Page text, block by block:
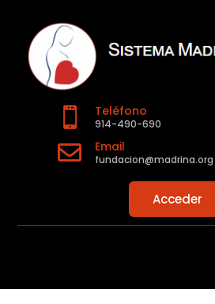
 Teléfono
914-490-690
 Email
fundacion@madrina.org
Acceder